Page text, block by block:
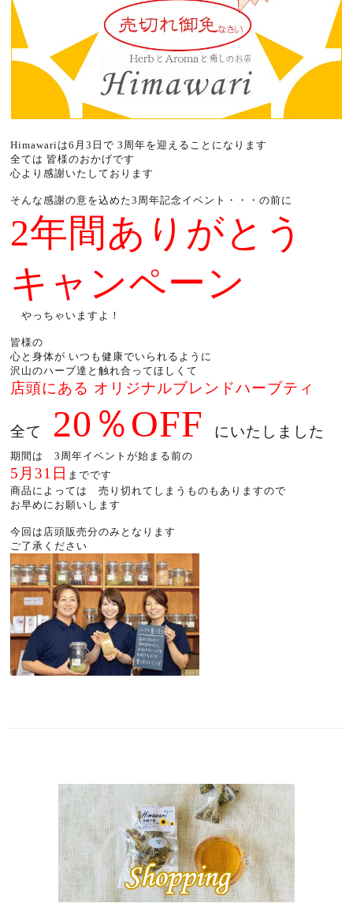
Himawariは6月3日で 3周年を迎えることになります
全ては 皆様のおかげです
心より感謝いたしております
そんな感謝の意を込めた3周年記念イベント・・・の前に
2年間ありがとう
キャンペーン
やっちゃいますよ！
皆様の
心と身体が いつも健康でいられるように
沢山のハーブ達と触れ合ってほしくて
店頭にある オリジナルブレンドハーブティ
全て 20％OFF にいたしました
期間は 3周年イベントが始まる前の
5月31日 までです
商品によっては 売り切れてしまうものもありますので
お早めにお願いします
今回は店頭販売分のみとなります
ご了承ください